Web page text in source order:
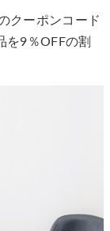
クーポンコード
を9％OFFの割